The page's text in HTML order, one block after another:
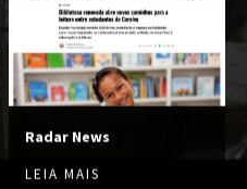
Radar News
LEIA MAIS